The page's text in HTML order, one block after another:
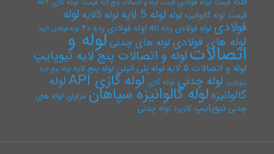
قیمت لوله و اتصالات پنج لایه
قیمت لوله گالوانیزه لوله لوله 5 لایه لوله 5لایه لوله
فولادی لوله فولادی رده 40 لوله فولادی رده ۴۰ لوله فولادی کاوه
لوله های فولادی لوله های چدنی لوله و اتصالاتلوله و اتصالات پنج لایه نیوپایپ
لوله و اتصالات ۵ لایه لوله پلی اتیلن لوله پنج لایه لوله پنج لایه
نیوپایپ لوله چدنی لوله گازی لوله گازی API لوله
گالوانیزه لوله گالوانیزه سپاهان مزایای لوله های
چدنی نیوپایپ کاربرد لوله چدنی